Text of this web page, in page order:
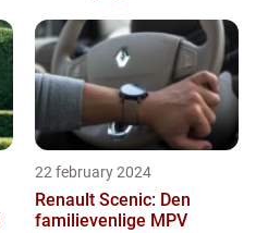
22 february 2024
Renault Scenic: Den
familievenlige MPV